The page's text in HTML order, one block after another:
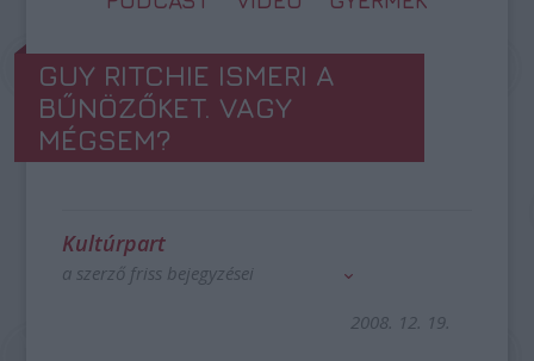
GUY RITCHIE ISMERI A
BŰNÖZŐKET. VAGY
MÉGSEM?
Kultúrpart
a szerző friss bejegyzései
2008. 12. 19.